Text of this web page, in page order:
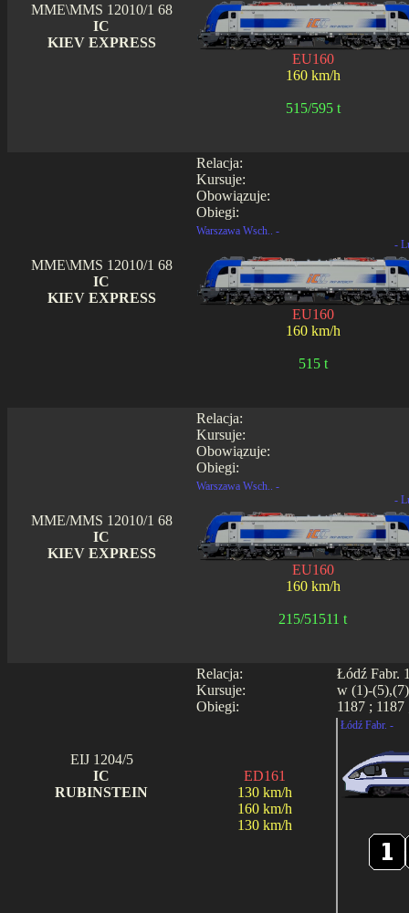
MME\MMS 12010/1 68
IC
KIEV EXPRESS
EU160
160 km/h
515/595 t
Relacja:
Kursuje:
Obowiązuje:
Obiegi:
MME\MMS 12010/1 68
IC
KIEV EXPRESS
Warszawa Wsch.. -
-
EU160
160 km/h
515 t
Relacja:
Kursuje:
Obowiązuje:
Obiegi:
MME/MMS 12010/1 68
IC
KIEV EXPRESS
Warszawa Wsch.. -
-
EU160
160 km/h
215/51511 t
Relacja:
Kursuje:
Obiegi:
Łódź Fabr.
w (1)-
1187 ; 1187
EIJ 1204/5
IC
RUBINSTEIN
ED161
130 km/h
160 km/h
130 km/h
Łódź Fabr. -